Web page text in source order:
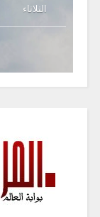
الثلاثاء